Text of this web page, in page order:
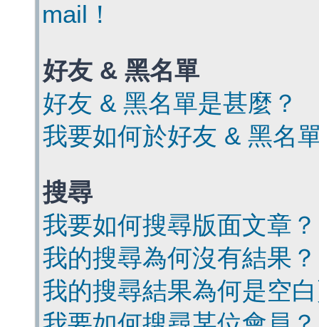
mail！
好友 & 黑名單
好友 & 黑名單是甚麼？
我要如何於好友 & 黑名
搜尋
我要如何搜尋版面文章？
我的搜尋為何沒有結果？
我的搜尋結果為何是空